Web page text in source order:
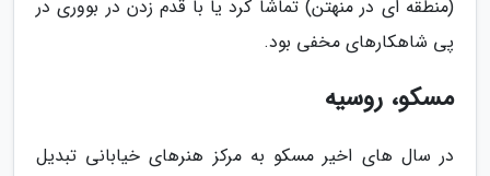
(منطقه ای در منهتن) تماشا کرد یا با قدم زدن در بووری در
پی شاهکارهای مخفی بود.
مسکو، روسیه
در سال های اخیر مسکو به مرکز هنرهای خیابانی تبدیل